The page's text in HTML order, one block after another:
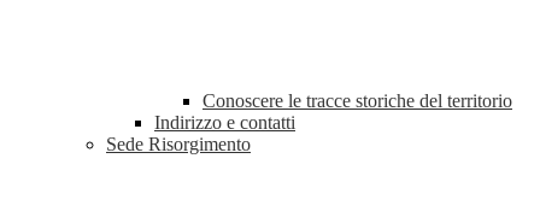
Conoscere le tracce storiche del territorio
Indirizzo e contatti
Sede Risorgimento